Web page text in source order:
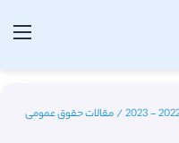
/مقالات حقوق عمومی